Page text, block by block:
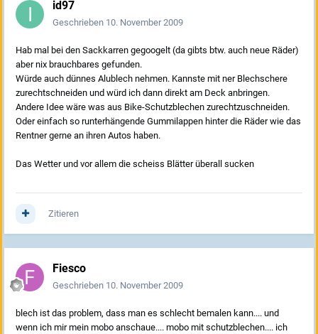
id97
Geschrieben 10. November 2009
Hab mal bei den Sackkarren gegoogelt (da gibts btw. auch neue Räder)
aber nix brauchbares gefunden.
Würde auch dünnes Alublech nehmen. Kannste mit ner Blechschere
zurechtschneiden und würd ich dann direkt am Deck anbringen.
Andere Idee wäre was aus Bike-Schutzblechen zurechtzuschneiden.
Oder einfach so runterhängende Gummilappen hinter die Räder wie das
Rentner gerne an ihren Autos haben.
Das Wetter und vor allem die scheiss Blätter überall sucken
Zitieren
Fiesco
Geschrieben 10. November 2009
blech ist das problem, dass man es schlecht bemalen kann.... und
wenn ich mir mein mobo anschaue.... mobo mit schutzblechen.... ich